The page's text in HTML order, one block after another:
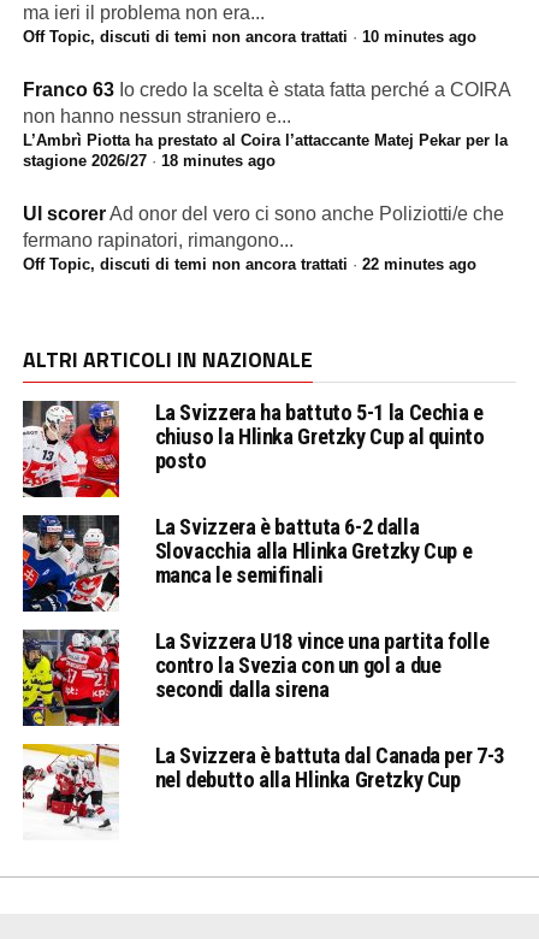
ma ieri il problema non era...
Off Topic, discuti di temi non ancora trattati · 10 minutes ago
Franco 63 Io credo la scelta è stata fatta perché a COIRA
non hanno nessun straniero e...
L’Ambrì Piotta ha prestato al Coira l’attaccante Matej Pekar per la
stagione 2026/27· 18 minutes ago
Ul scorerAd onor del vero ci sono anche Poliziotti/e che
fermano rapinatori, rimangono...
Off Topic, discuti di temi non ancora trattati · 22 minutes ago
ALTRI ARTICOLI IN NAZIONALE
La Svizzera ha battuto 5-1 la Cechia e
chiuso la Hlinka Gretzky Cup al quinto
posto
La Svizzera è battuta 6-2 dalla
Slovacchia alla Hlinka Gretzky Cup e
manca le semifinali
La Svizzera U18 vince una partita folle
contro la Svezia con un gol a due
secondi dalla sirena
La Svizzera è battuta dal Canada per 7-3
nel debutto alla Hlinka Gretzky Cup